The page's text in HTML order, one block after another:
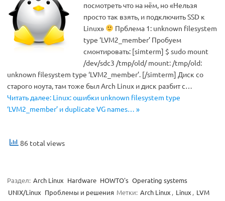
посмотреть что на нём, но «Нельзя
просто так взять, и подключить SSD к
Linux»
Прблема 1: unknown filesystem
type ‘LVM2_member’ Пробуем
смонтировать: [simterm] $ sudo mount
/dev/sdc3 /tmp/old/ mount: /tmp/old:
unknown filesystem type ‘LVM2_member’. [/simterm] Диск со
старого ноута, там тоже был Arch Linux и диск разбит с…
Читать далее: Linux: ошибки unknown filesystem type
‘LVM2_member’ и duplicate VG names… »
86 total views
Раздел: Arch Linux Hardware HOWTO's Operating systems
UNIX/Linux Проблемы и решения Метки: Arch Linux , Linux , LVM